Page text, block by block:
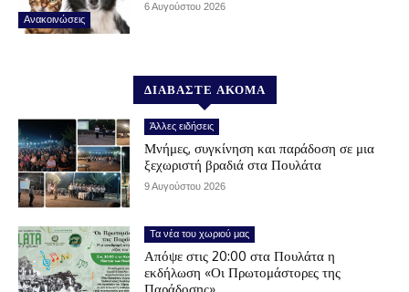
Ανακοινώσεις
6 Αυγούστου 2026
ΔΙΑΒΑΣΤΕ ΑΚΟΜΑ
Άλλες ειδήσεις
Μνήμες, συγκίνηση και παράδοση σε μια
ξεχωριστή βραδιά στα Πουλάτα
9 Αυγούστου 2026
Τα νέα του χωριού μας
Απόψε στις 20:00 στα Πουλάτα η
εκδήλωση «Οι Πρωτομάστορες της